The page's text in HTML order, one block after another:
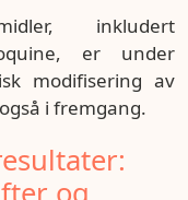
inkludert
er under
modifisering av
i fremgang.